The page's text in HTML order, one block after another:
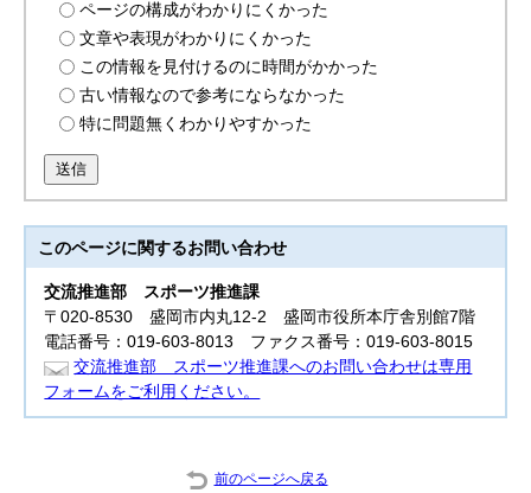
ページの構成がわかりにくかった
文章や表現がわかりにくかった
この情報を見付けるのに時間がかかった
古い情報なので参考にならなかった
特に問題無くわかりやすかった
送信
このページに関するお問い合わせ
交流推進部
スポーツ推進課
〒020-8530 盛岡市内丸12-2 盛岡市役所本庁舎別館7階
電話番号：019-603-8013 ファクス番号：019-603-8015
交流推進部 スポーツ推進課へのお問い合わせは専用
フォームをご利用ください。
前のページへ戻る